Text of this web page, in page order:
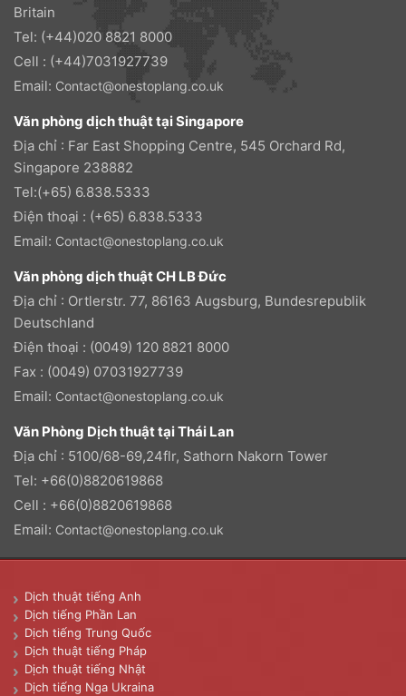
Britain
Tel: (+44)020 8821 8000
Cell : (+44)7031927739
Email: Contact@onestoplang.co.uk
Văn phòng dịch thuật tại Singapore
Địa chỉ : Far East Shopping Centre, 545 Orchard Rd,
Singapore 238882
Tel:(+65) 6.838.5333
Điện thoại : (+65) 6.838.5333
Email: Contact@onestoplang.co.uk
Văn phòng dịch thuật CH LB Đức
Địa chỉ : Ortlerstr. 77, 86163 Augsburg, Bundesrepublik
Deutschland
Điện thoại : (0049) 120 8821 8000
Fax : (0049) 07031927739
Email: Contact@onestoplang.co.uk
Văn Phòng Dịch thuật tại Thái Lan
Địa chỉ : 5100/68-69,24flr, Sathorn Nakorn Tower
Tel: +66(0)8820619868
Cell : +66(0)8820619868
Email: Contact@onestoplang.co.uk
Dịch thuật tiếng Anh
Dịch tiếng Phần Lan
Dịch tiếng Trung Quốc
Dịch thuật tiếng Pháp
Dịch thuật tiếng Nhật
Dịch tiếng Nga Ukraina